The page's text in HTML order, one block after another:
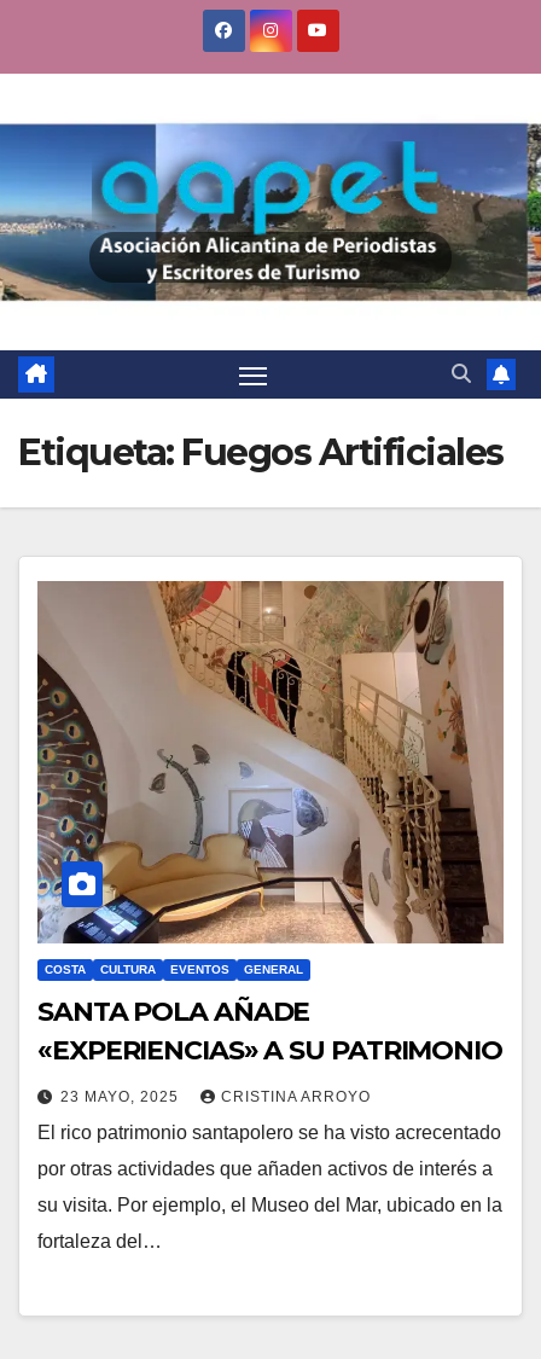
Etiqueta: Fuegos Artificiales
COSTA CULTURA EVENTOS GENERAL
SANTA POLA AÑADE
«EXPERIENCIAS» A SU PATRIMONIO
23 MAYO, 2025 CRISTINA ARROYO
El rico patrimonio santapolero se ha visto acrecentado
por otras actividades que añaden activos de interés a
su visita. Por ejemplo, el Museo del Mar, ubicado en la
fortaleza del…